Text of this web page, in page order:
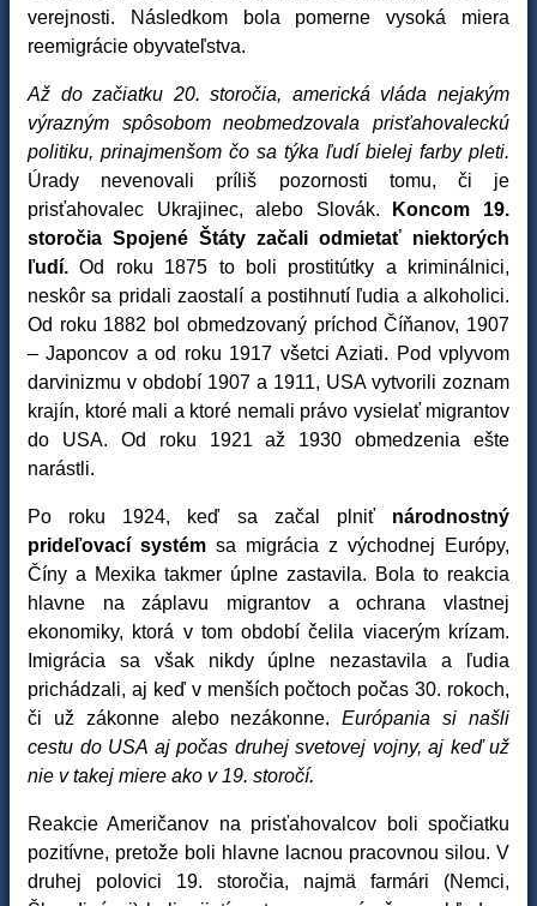
verejnosti. Následkom bola pomerne vysoká miera
reemigrácie obyvateľstva.
Až do začiatku 20. storočia, americká vláda nejakým
výrazným spôsobom neobmedzovala prisťahovaleckú
politiku, prinajmenšom čo sa týka ľudí bielej farby pleti.
Úrady nevenovali príliš pozornosti tomu, či je
prisťahovalec Ukrajinec, alebo Slovák.
Koncom 19.
storočia Spojené Štáty začali odmietať niektorých
ľudí. Od roku 1875 to boli prostitútky a kriminálnici,
neskôr sa pridali zaostalí a postihnutí ľudia a alkoholici.
Od roku 1882 bol obmedzovaný príchod Číňanov, 1907
– Japoncov a od roku 1917 všetci Aziati. Pod vplyvom
darvinizmu v období 1907 a 1911, USA vytvorili zoznam
krajín, ktoré mali a ktoré nemali právo vysielať migrantov
do USA. Od roku 1921 až 1930 obmedzenia ešte
narástli.
Po roku 1924, keď sa začal plniť národnostný
prideľovací systém sa migrácia z východnej Európy,
Číny a Mexika takmer úplne zastavila. Bola to reakcia
hlavne na záplavu migrantov a ochrana vlastnej
ekonomiky, ktorá v tom období čelila viacerým krízam.
Imigrácia sa však nikdy úplne nezastavila a ľudia
prichádzali, aj keď v menších počtoch počas 30. rokoch,
či už zákonne alebo nezákonne.Európania si našli
cestu do USA aj počas druhej svetovej vojny, aj keď už
nie v takej miere ako v 19. storočí.
Reakcie Američanov na prisťahovalcov boli spočiatku
pozitívne, pretože boli hlavne lacnou pracovnou silou. V
druhej polovici 19. storočia, najmä farmári (Nemci,